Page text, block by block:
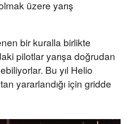
üzere yarış
bir kuralla birlikte
pilotlar yarışa doğrudan
Bu yıl Helio
yararlandığı için gridde